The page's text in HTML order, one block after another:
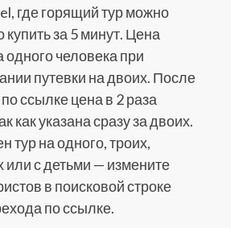
где горящий тур можно
купить за 5 минут. Цена
одного человека при
путевки на двоих. После
ссылке цена в 2 раза
как указана сразу за двоих.
тур на одного, троих,
или с детьми — измените
в поисковой строке
по ссылке.